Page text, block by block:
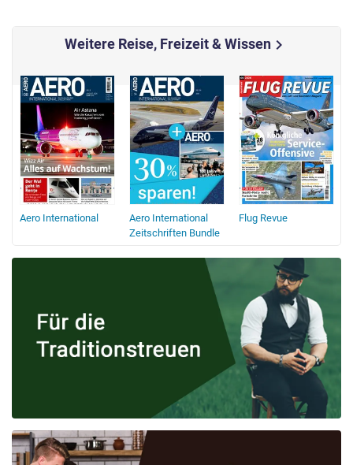
Weitere Reise, Freizeit & Wissenchevron_right
Aero International
Aero International
Zeitschriften Bundle
Flug Revue